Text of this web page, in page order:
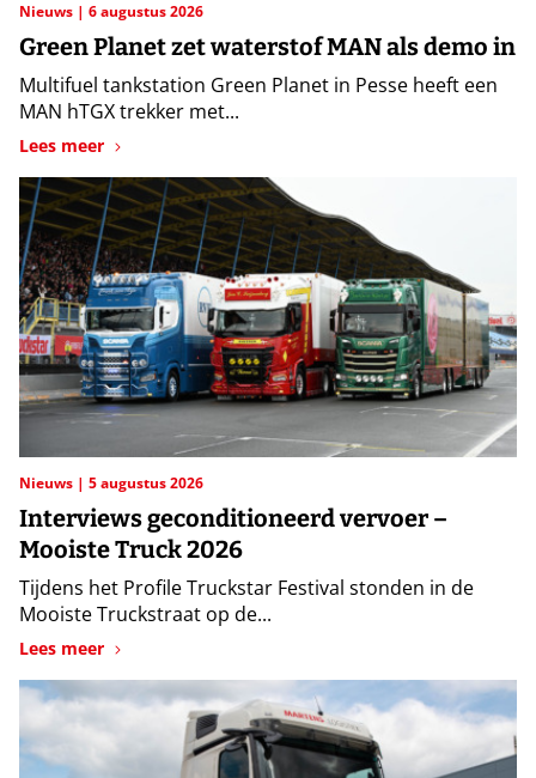
Nieuws 6 augustus 2026
Green Planet zet waterstof MAN als demo in
Multifuel tankstation Green Planet in Pesse heeft een
MAN hTGX trekker met...
Lees meer
Nieuws 5 augustus 2026
Interviews geconditioneerd vervoer –
Mooiste Truck 2026
Tijdens het Profile Truckstar Festival stonden in de
Mooiste Truckstraat op de...
Lees meer